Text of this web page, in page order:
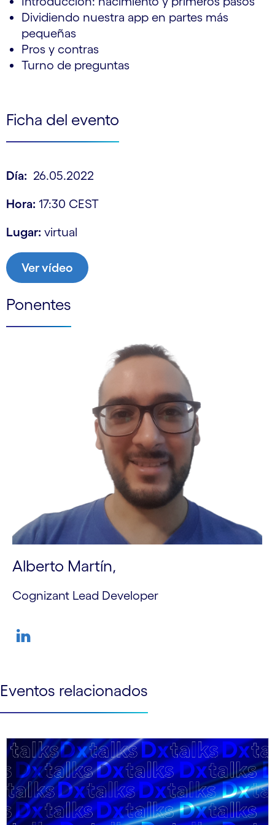
Dividiendo nuestra app en partes más
pequeñas
Pros y contras
Turno de preguntas
Ficha del evento
Día: 26.05.2022
Hora: 17:30 CEST
Lugar: virtual
Ver vídeo
Ponentes
Alberto Martín,
Cognizant Lead Developer
Eventos relacionados